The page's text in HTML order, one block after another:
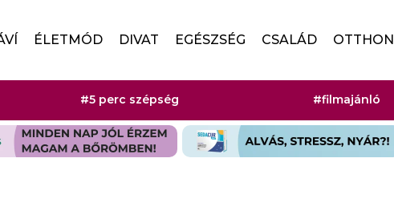
ÉLETMÓD DIVAT EGÉSZSÉG CSALÁD OTTHON
#5 perc szépség #filmajánló